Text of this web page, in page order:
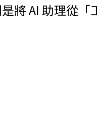
將 AI 助理從「